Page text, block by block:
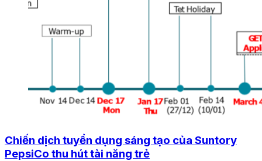
Chiến dịch tuyển dụng sáng tạo của Suntory
PepsiCo thu hút tài năng trẻ